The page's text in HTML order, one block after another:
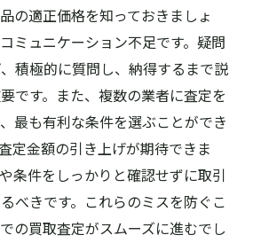
の適正価格を知っておきましょ
ミュニケーション不足です。疑問
積極的に質問し、納得するまで説
です。また、複数の業者に査定を
最も有利な条件を選ぶことができ
定金額の引き上げが期待できま
条件をしっかりと確認せずに取引
べきです。これらのミスを防ぐこ
の買取査定がスムーズに進むでし